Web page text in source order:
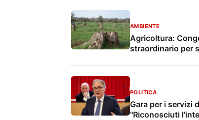
AMBIENTE
Agricoltura:
straordinario per
POLITICA
Gara per i servizi
"Riconosciuti